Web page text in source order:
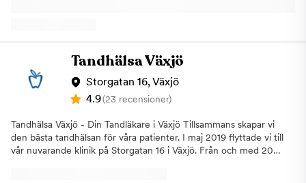
Om oss Vårt syfte är i första hand att säkra en god mun- och
tandhälsa hos dig som patient. Det kan vi göra genom att utföra
högkvalificerad tandvård som är baserad på vetenskaplig och
beprövad erfarenhet. Vår styrka ligger i att vi delar kunskap,
kompetens och resurser i en trygg, tilltalande och inspirerande
arbetsmiljö. Varmt välkommen att boka din tid hos oss. Vi har
öppet alla dagar i veckan!
Tandhälsa Växjö
Storgatan 16, Växjö
4.9(23 recensioner)
Tandhälsa Växjö - Din Tandläkare i Växjö Tillsammans skapar vi
den bästa tandhälsan för våra patienter. I maj 2019 flyttade vi till
vår nuvarande klinik på Storgatan 16 i Växjö. Från och med 2022